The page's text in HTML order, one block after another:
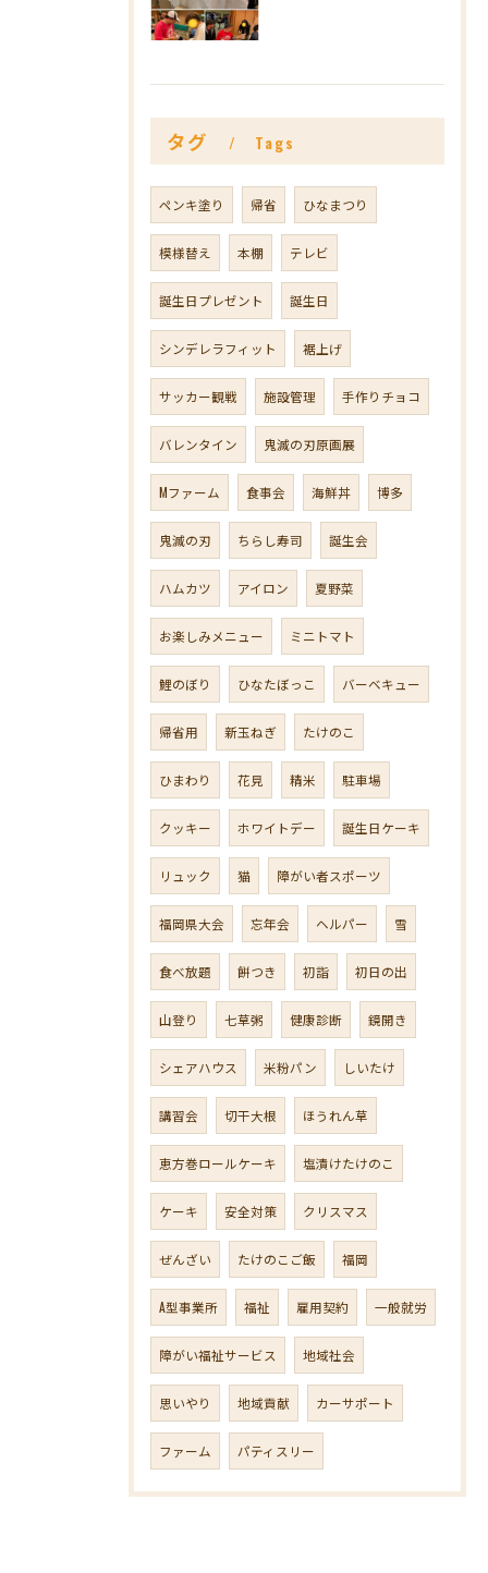
タグ Tags
ペンキ塗り 帰省 ひなまつり
模様替え 本棚 テレビ
誕生日プレゼント 誕生日
シンデレラフィット 裾上げ
サッカー観戦 施設管理 手作りチョコ
バレンタイン 鬼滅の刃原画展
Mファーム 食事会 海鮮丼 博多
鬼滅の刃 ちらし寿司 誕生会
ハムカツ アイロン 夏野菜
お楽しみメニュー ミニトマト
鯉のぼり ひなたぼっこ バーベキュー
帰省用 新玉ねぎ たけのこ
ひまわり 花見 精米 駐車場
クッキー ホワイトデー 誕生日ケーキ
リュック 猫 障がい者スポーツ
福岡県大会 忘年会 ヘルパー 雪
食べ放題 餅つき 初詣 初日の出
山登り 七草粥 健康診断 鏡開き
シェアハウス 米粉パン しいたけ
講習会 切干大根 ほうれん草
恵方巻ロールケーキ 塩漬けたけのこ
ケーキ 安全対策 クリスマス
ぜんざい たけのこご飯 福岡
A型事業所 福祉 雇用契約 一般就労
障がい福祉サービス 地域社会
思いやり 地域貢献 カーサポート
ファーム パティスリー